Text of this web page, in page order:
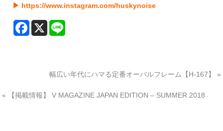
▶ https://www.instagram.com/huskynoise
幅広い年代にハマる定番オーバルフレーム【H-167】 »
« 【掲載情報】 V MAGAZINE JAPAN EDITION – SUMMER 2018